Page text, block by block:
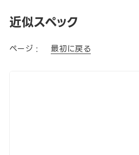
近似スペック
ページ : 最初に戻る